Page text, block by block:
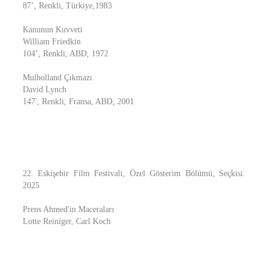
87’, Renkli, Türkiye,1983
Kanunun Kuvveti
William Friedkin
104’, Renkli, ABD, 1972
Mulholland Çıkmazı
David Lynch
147', Renkli, Fransa, ABD, 2001
22. Eskişehir Film Festivali, Özel Gösterim Bölümü, Seçkisi.
2025
Prens Ahmed'in Maceraları
Lotte Reiniger, Carl Koch